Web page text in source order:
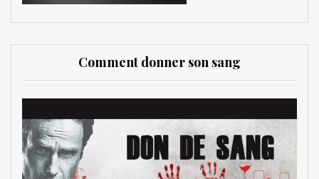
Comment donner son sang